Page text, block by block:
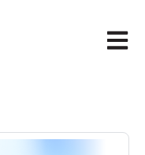
メイン